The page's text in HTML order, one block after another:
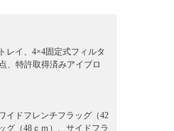
レイ、4×4固定式フィルタ
、特許取得済みアイブロ
イドフレンチフラッグ（42
グ（48ｃｍ）、サイドフラ